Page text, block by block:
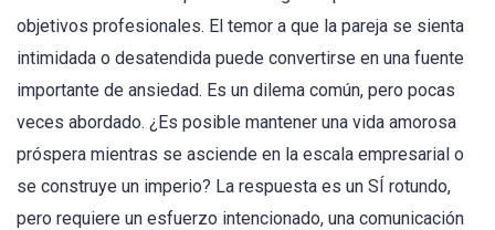
objetivos profesionales. El temor a que la pareja se sienta
intimidada o desatendida puede convertirse en una fuente
importante de ansiedad. Es un dilema común, pero pocas
veces abordado. ¿Es posible mantener una vida amorosa
próspera mientras se asciende en la escala empresarial o
se construye un imperio? La respuesta es un SÍ rotundo,
pero requiere un esfuerzo intencionado, una comunicación